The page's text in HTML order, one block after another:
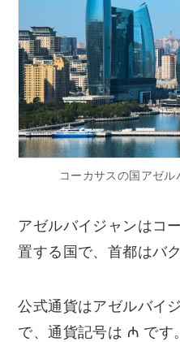
コーカサスの国アゼ
アゼルバイジャンはコ
置する国で、首都はバ
公式通貨はアゼルバイ
で、通貨記号は ₼ です。